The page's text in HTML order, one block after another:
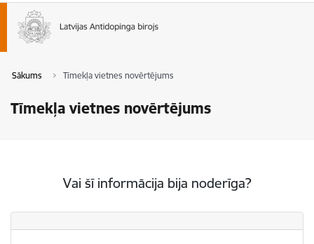
Sākums Tīmekļa vietnes novērtējums
Tīmekļa vietnes novērtējums
Vai šī informācija bija noderīga?
Vai šī informācija bija noderīga?